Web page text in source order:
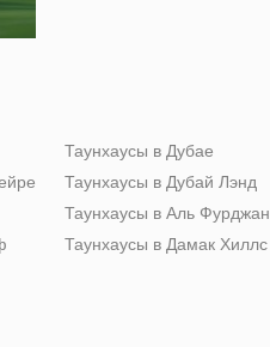
Таунхаусы в Дубае
Таунхаусы в Дубай Лэнд
Таунхаусы в Аль Фурджан
Таунхаусы в Дамак Хиллс